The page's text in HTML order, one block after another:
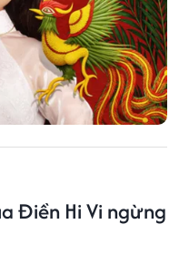
Điền Hi Vi ngừng